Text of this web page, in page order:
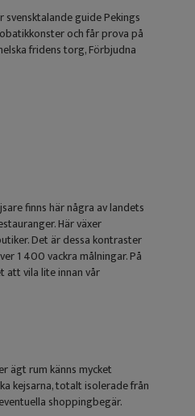
guide Pekings
och får prova på
fridens torg, Förbjudna
finns här några av landets
Här växer
Det är dessa kontraster
1 400 vackra målningar. På
att vila lite innan vår
ägt rum känns mycket
kejsarna, totalt isolerade från
shoppingbegär.